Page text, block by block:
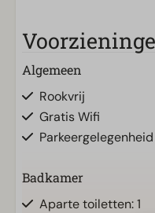
Algemeen
Rookvrij
Gratis Wifi
Badkamer
Aparte toiletten: 1